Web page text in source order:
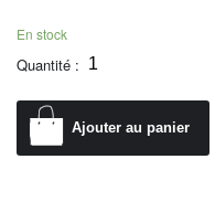
En stock
Quantité :
Ajouter au panier